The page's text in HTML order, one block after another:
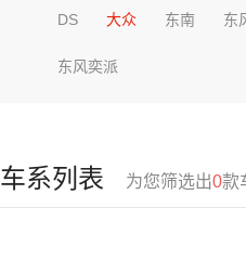
DS 大众 东南 东
东风奕派
车系列表 为您筛选出0款